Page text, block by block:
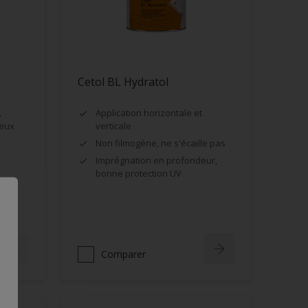
Cetol BL Hydratol
Application horizontale et
verticale
Non filmogène, ne s'écaille pas
Imprégnation en profondeur,
bonne protection UV
Comparer